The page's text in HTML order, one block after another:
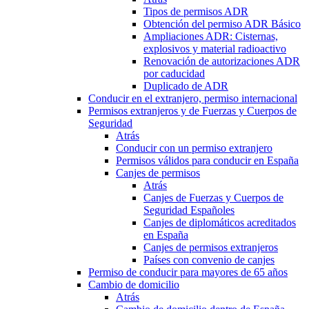
Tipos de permisos ADR
Obtención del permiso ADR Básico
Ampliaciones ADR: Cisternas,
explosivos y material radioactivo
Renovación de autorizaciones ADR
por caducidad
Duplicado de ADR
Conducir en el extranjero, permiso internacional
Permisos extranjeros y de Fuerzas y Cuerpos de
Seguridad
Atrás
Conducir con un permiso extranjero
Permisos válidos para conducir en España
Canjes de permisos
Atrás
Canjes de Fuerzas y Cuerpos de
Seguridad Españoles
Canjes de diplomáticos acreditados
en España
Canjes de permisos extranjeros
Países con convenio de canjes
Permiso de conducir para mayores de 65 años
Cambio de domicilio
Atrás